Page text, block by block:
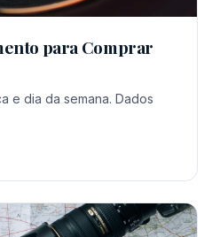
para Comprar
e dia da semana. Dados